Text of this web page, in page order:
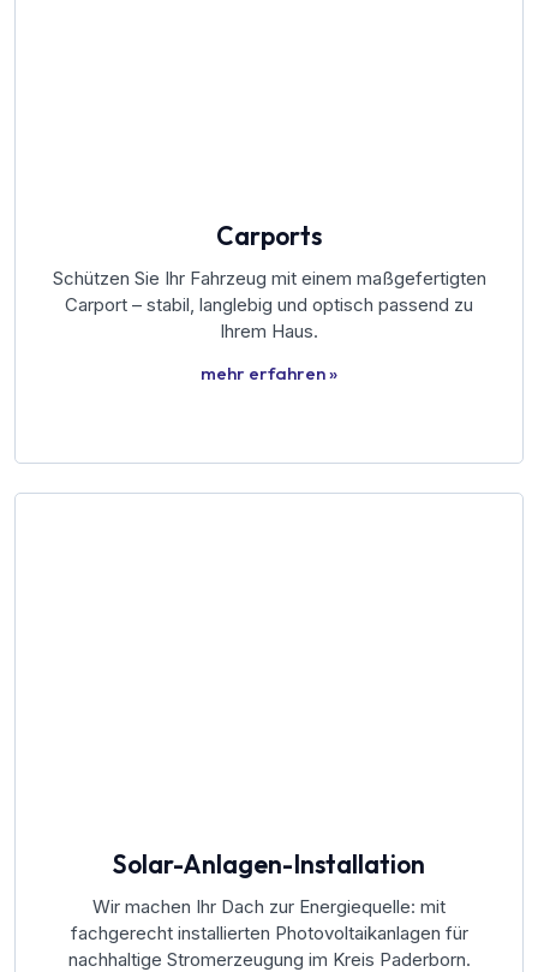
Carports
Schützen Sie Ihr Fahrzeug mit einem maßgefertigten
Carport – stabil, langlebig und optisch passend zu
Ihrem Haus.
mehr erfahren »
Solar-Anlagen-Installation
Wir machen Ihr Dach zur Energiequelle: mit
fachgerecht installierten Photovoltaikanlagen für
nachhaltige Stromerzeugung im Kreis Paderborn.